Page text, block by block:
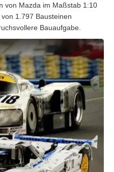
von Mazda im Maßstab 1:10
1.797 Bausteinen
Bauaufgabe.